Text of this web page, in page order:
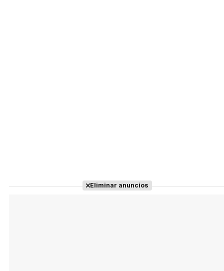
Eliminar anuncios